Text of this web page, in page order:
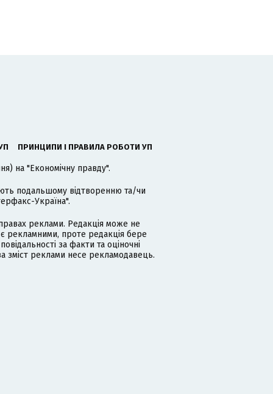
ПРИНЦИПИ І ПРАВИЛА РОБОТИ УП
на "Економічну правду".
подальшому відтворенню та/чи
Україна".
реклами. Редакція може не
рекламними, проте редакція бере
за факти та оціночні
зміст реклами несе рекламодавець.